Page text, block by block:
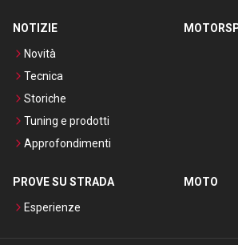
NOTIZIE
Novità
Tecnica
Storiche
Tuning e prodotti
Approfondimenti
PROVE SU STRADA
Esperienze
MOTO